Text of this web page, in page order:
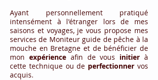
Ayant personnellement pratiqué
intensément à l'étranger lors de mes
saisons et voyages, je vous propose mes
services de Moniteur guide de pêche à la
mouche en Bretagne et de bénéficier de
mon expérienceafin de vous initier à
cette technique ou de perfectionner vos
acquis.